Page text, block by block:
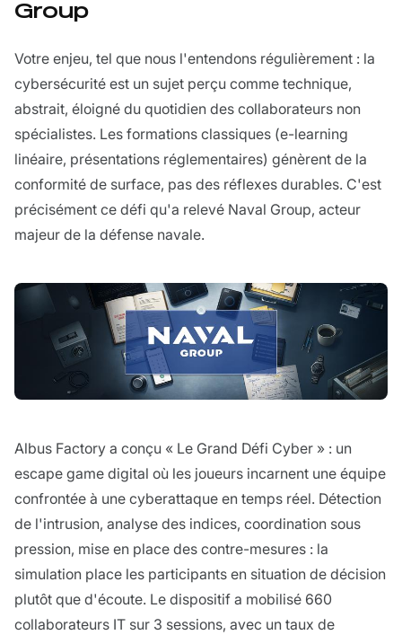
Group
Votre enjeu, tel que nous l'entendons régulièrement : la
cybersécurité est un sujet perçu comme technique,
abstrait, éloigné du quotidien des collaborateurs non
spécialistes. Les formations classiques (e-learning
linéaire, présentations réglementaires) génèrent de la
conformité de surface, pas des réflexes durables. C'est
précisément ce défi qu'a relevé Naval Group, acteur
majeur de la défense navale.
Albus Factory a conçu « Le Grand Défi Cyber » : un
escape game digital où les joueurs incarnent une équipe
confrontée à une cyberattaque en temps réel. Détection
de l'intrusion, analyse des indices, coordination sous
pression, mise en place des contre-mesures : la
simulation place les participants en situation de décision
plutôt que d'écoute. Le dispositif a mobilisé 660
collaborateurs IT sur 3 sessions, avec un taux de